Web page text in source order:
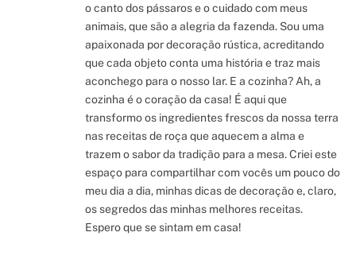
o canto dos pássaros e o cuidado com meus
animais, que são a alegria da fazenda. Sou uma
apaixonada por decoração rústica, acreditando
que cada objeto conta uma história e traz mais
aconchego para o nosso lar. E a cozinha? Ah, a
cozinha é o coração da casa! É aqui que
transformo os ingredientes frescos da nossa terra
nas receitas de roça que aquecem a alma e
trazem o sabor da tradição para a mesa. Criei este
espaço para compartilhar com vocês um pouco do
meu dia a dia, minhas dicas de decoração e, claro,
os segredos das minhas melhores receitas.
Espero que se sintam em casa!